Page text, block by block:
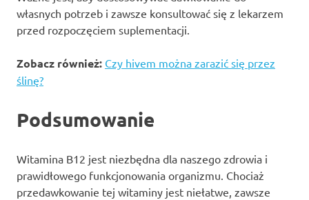
własnych potrzeb i zawsze konsultować się z lekarzem
przed rozpoczęciem suplementacji.
Zobacz również: Czy hivem można zarazić się przez
ślinę?
Podsumowanie
Witamina B12 jest niezbędna dla naszego zdrowia i
prawidłowego funkcjonowania organizmu. Chociaż
przedawkowanie tej witaminy jest niełatwe, zawsze